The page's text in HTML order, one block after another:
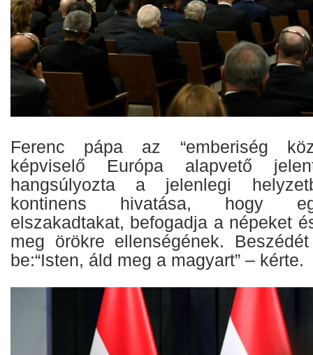
Ferenc pápa az “emberiség
képviselő Európa alapvető
hangsúlyozta a jelenlegi
kontinens hivatása, hogy
elszakadtakat, befogadja a népeket
meg örökre ellenségének.
be:“Isten, áld meg a magyart” – kérte.